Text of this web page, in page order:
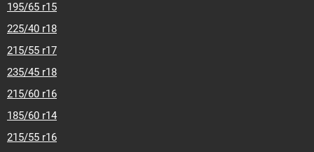
195/65 r15
225/40 r18
215/55 r17
235/45 r18
215/60 r16
185/60 r14
215/55 r16